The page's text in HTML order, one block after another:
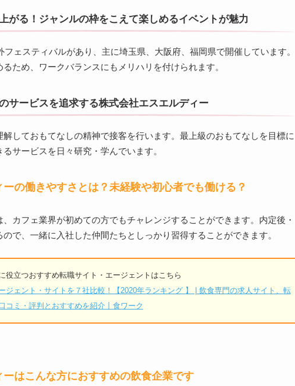
がる！ジャンルの枠をこえて楽しめるイベントが魅力
ェスティバルがあり、主に埼玉県、大阪府、福岡県で開催しています。
ため、ワークバランスにもメリハリを付けられます。
サービスを追求する株式会社エスエルディー
しておもてなしの精神で接客を行います。最上級のおもてなしを目標に
サービスを日々研究・学んでいます。
の働きやすさとは？未経験や初心者でも働ける？
カフェ業界が初めての方でもチャレンジすることができます。内定後・
で、一緒に入社した仲間たちとしっかり習得することができます。
役立つおすすめ転職サイト・エージェントはこちら
ジェント・サイトを７社比較！【2020年ランキング 】 | 飲食専門の求人サイト、転
コミ・評判とおすすめを紹介丨食ワーク
はこんな方におすすめの飲食企業です